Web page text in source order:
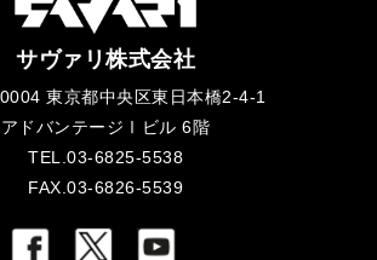
サヴァリ株式会社
東京都中央区東日本橋2-4-1
アドバンテージⅠビル 6階
TEL.03-6825-5538
FAX.03-6826-5539